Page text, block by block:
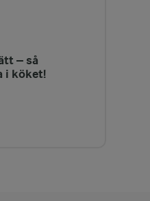
– så
i köket!